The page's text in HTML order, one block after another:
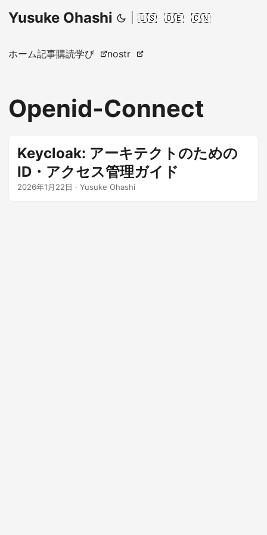
Yusuke Ohashi 🇺🇸 🇩🇪 🇨🇳
ホーム記事購読学び nostr
Openid-Connect
Keycloak: アーキテクトのための
ID・アクセス管理ガイド
2026年1月22日 · Yusuke Ohashi